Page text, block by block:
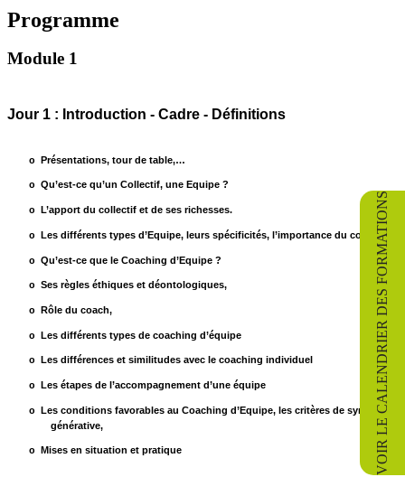
VOIR LE CALENDRIER DES FORMATIONS
Programme
Module 1
Jour 1 : Introduction - Cadre - Définitions
o Présentations, tour de table,…
o Qu’est-ce qu’un Collectif, une Equipe ?
o L’apport du collectif et de ses richesses.
o Les différents types d’Equipe, leurs spécificités, l’importance du contexte,
o Qu’est-ce que le Coaching d’Equipe ?
o Ses règles éthiques et déontologiques,
o Rôle du coach,
o Les différents types de coaching d’équipe
o Les différences et similitudes avec le coaching individuel
o Les étapes de l’accompagnement d’une équipe
o Les conditions favorables au Coaching d’Equipe, les critères de synergie
générative,
o Mises en situation et pratique